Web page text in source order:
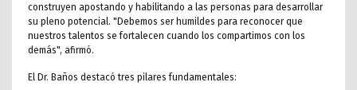
construyen apostando y habilitando a las personas para desarrollar
su pleno potencial. "Debemos ser humildes para reconocer que
nuestros talentos se fortalecen cuando los compartimos con los
demás", afirmó.
El Dr. Baños destacó tres pilares fundamentales: